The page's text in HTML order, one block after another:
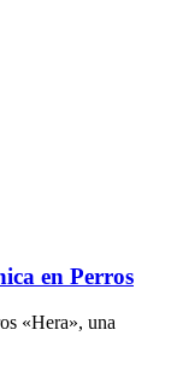
en Perros
«Hera», una